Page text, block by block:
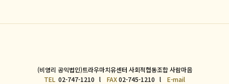
(비영리 공익법인)트라우마치유센터 사회적협동조합 사람마음
TEL 02-747-1210 l FAX02-745-1210 l E-mail